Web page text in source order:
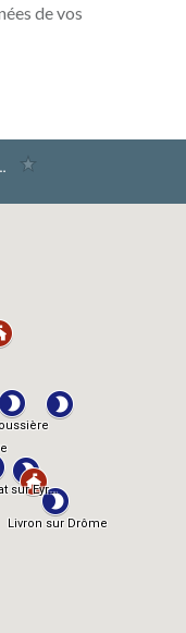
de vos